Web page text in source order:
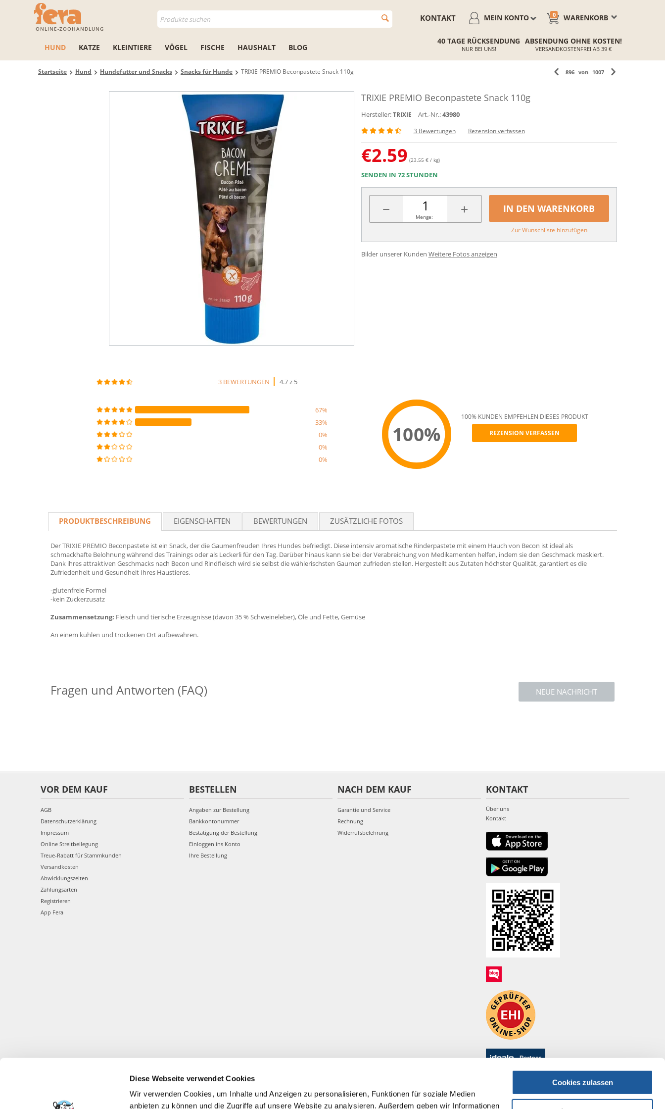
Diese Webseite verwendet Cookies
Wir verwenden Cookies, um Inhalte und Anzeigen zu personalisieren, Funktionen für soziale Medien
anbieten zu können und die Zugriffe auf unsere Website zu analysieren. Außerdem geben wir Informationen
Cookies zulassen
ONLINE-ZOOHANDLUNG
WARENKORB
0
MEIN KONTO
KONTAKT
HUND KATZE KLEINTIERE VÖGEL FISCHE HAUSHALT BLOG
40 TAGE RÜCKSENDUNG
NUR BEI UNS!
ABSENDUNG OHNE KOSTEN!
VERSANDKOSTENFREI AB 39 €
Startseite Hund Hundefutter und Snacks Snacks für Hunde TRIXIE PREMIO Beconpastete Snack 110g 896 von 1007
TRIXIE PREMIO Beconpastete Snack 110g
Hersteller: TRIXIE Art.-Nr.:43980
3 Bewertungen Rezension verfassen
€2.59 (23.55 € / kg)
SENDEN IN 72 STUNDEN
− +
Menge:
IN DEN WARENKORB
Zur Wunschliste hinzufügen
Bilder unserer Kunden Weitere Fotos anzeigen
3 BEWERTUNGEN 4.7 z 5
67%
33%
0%
0%
0%
100%
Recommend
100% KUNDEN EMPFEHLEN DIESES PRODUKT
REZENSION VERFASSEN
PRODUKTBESCHREIBUNG EIGENSCHAFTEN BEWERTUNGEN ZUSÄTZLICHE FOTOS
Der TRIXIE PREMIO Beconpastete ist ein Snack, der die Gaumenfreuden Ihres Hundes befriedigt. Diese intensiv aromatische Rinderpastete mit einem Hauch von Becon ist ideal als
schmackhafte Belohnung während des Trainings oder als Leckerli für den Tag. Darüber hinaus kann sie bei der Verabreichung von Medikamenten helfen, indem sie den Geschmack maskiert.
Dank ihres attraktiven Geschmacks nach Becon und Rindfleisch wird sie selbst die wählerischsten Gaumen zufrieden stellen. Hergestellt aus Zutaten höchster Qualität, garantiert es die
Zufriedenheit und Gesundheit Ihres Haustieres.
-glutenfreie Formel
-kein Zuckerzusatz
Zusammensetzung: Fleisch und tierische Erzeugnisse (davon 35 % Schweineleber), Öle und Fette, Gemüse
An einem kühlen und trockenen Ort aufbewahren.
NEUE NACHRICHT
Fragen und Antworten (FAQ)
VOR DEM KAUF
AGB
Datenschutzerklärung
Impressum
Online Streitbeilegung
Treue-Rabatt für Stammkunden
Versandkosten
Abwicklungszeiten
Zahlungsarten
Registrieren
App Fera
BESTELLEN
Angaben zur Bestellung
Bankkontonummer
Bestätigung der Bestellung
Einloggen ins Konto
Ihre Bestellung
NACH DEM KAUF
Garantie und Service
Rechnung
Widerrufsbelehrung
KONTAKT
Über uns
Kontakt